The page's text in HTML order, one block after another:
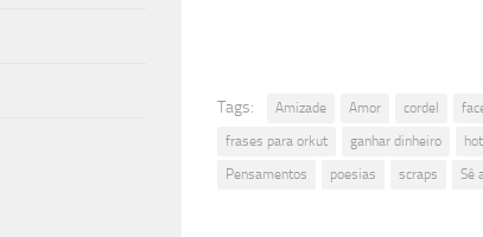
Tags: Amizade Amor cordel
frases para orkut
ganhar dinheiro
Pensamentos
poesias scraps Sê